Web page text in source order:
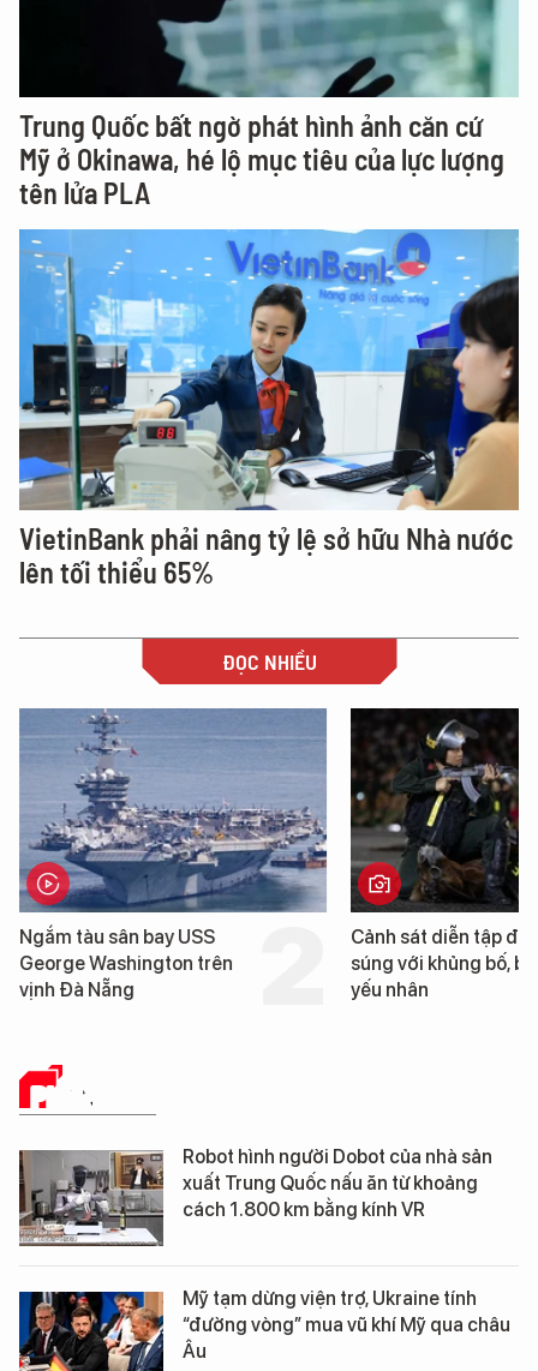
Trung Quốc bất ngờ phát hình ảnh căn cứ
Mỹ ở Okinawa, hé lộ mục tiêu của lực lượng
tên lửa PLA
VietinBank phải nâng tỷ lệ sở hữu Nhà nước
lên tối thiểu 65%
ĐỌC NHIỀU
tàu sân bay USS
Washington trên
Đà Nẵng
Cảnh sát diễn tập đấu
súng với khủng bố, bảo vệ
yếu nhân
PHÂN TÍCH
Robot hình người Dobot của nhà sản
xuất Trung Quốc nấu ăn từ khoảng
cách 1.800 km bằng kính VR
Mỹ tạm dừng viện trợ, Ukraine tính
“đường vòng” mua vũ khí Mỹ qua châu
Âu